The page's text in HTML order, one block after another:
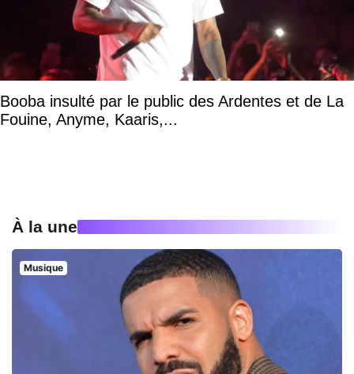
Booba insulté par le public des Ardentes et de La
Fouine, Anyme, Kaaris,...
À la une
Musique